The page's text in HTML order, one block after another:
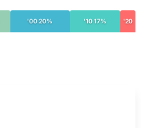
'00 20% '10 17% '20